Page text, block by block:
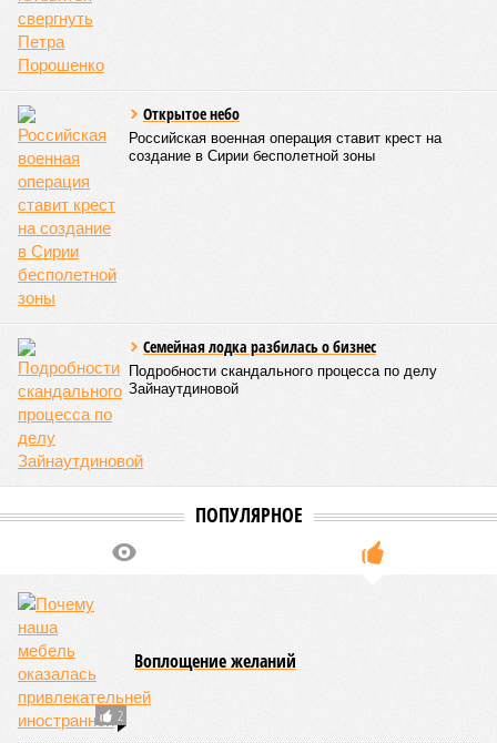
Открытое небо
Российская военная операция ставит крест на
создание в Сирии бесполетной зоны
Семейная лодка разбилась о бизнес
Подробности скандального процесса по делу
Зайнаутдиновой
ПОПУЛЯРНОЕ
2
Воплощение желаний